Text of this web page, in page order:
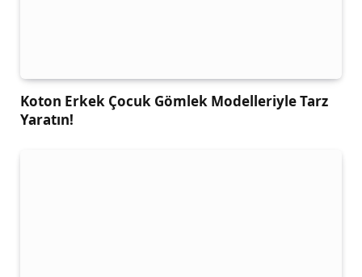
Koton Erkek Çocuk Gömlek Modelleriyle Tarz
Yaratın!